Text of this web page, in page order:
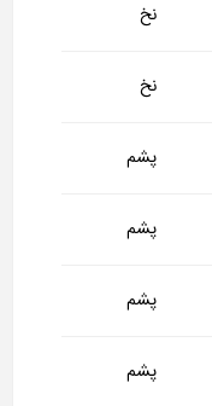
نخ
نخ
پشم
پشم
پشم
پشم